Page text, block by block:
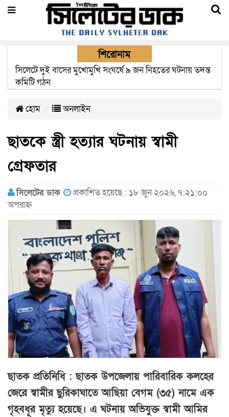
শিরোনাম
সিলেটে সড়ক দুর্ঘটনায় নিহতদের পরিবার পাচ্ছে ৫ লাখ টাকা করে
সরকারি অনুদান
হোম অনলাইন
ছাতকে স্ত্রী হত্যার ঘটনায় স্বামী
গ্রেফতার
সিলেটের ডাক
প্রকাশিত হয়েছে : ১৮ জুন ২০২৬, ৭:২১:০০
অপরাহ্ন
ছাতক প্রতিনিধি : ছাতক উপজেলায় পারিবারিক কলহের
জেরে স্বামীর ছুরিকাঘাতে আছিয়া বেগম (৩৫) নামে এক
গৃহবধূর মৃত্যু হয়েছে। এ ঘটনায় অভিযুক্ত স্বামী আমির